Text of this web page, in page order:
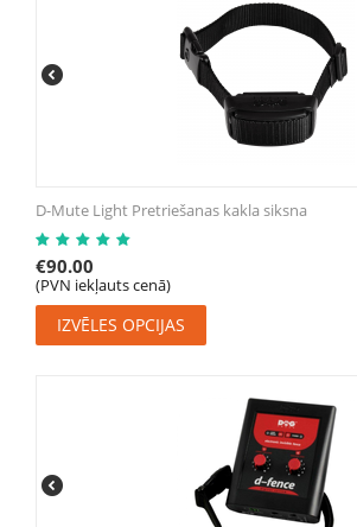
D-Mute Light Pretriešanas kakla siksna
€90.00
(PVN iekļauts cenā)
IZVĒLES OPCIJAS